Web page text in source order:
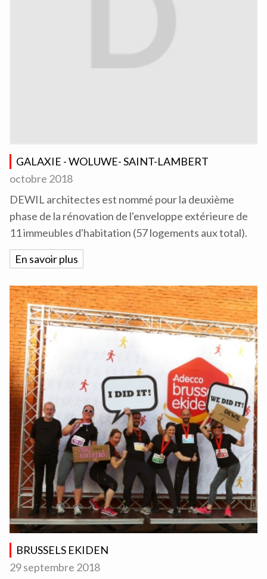
GALAXIE - WOLUWE- SAINT-LAMBERT
octobre 2018
DEWIL architectes est nommé pour la deuxième
phase de la rénovation de l'enveloppe extérieure de
11 immeubles d'habitation (57 logements aux total).
En savoir plus
BRUSSELS EKIDEN
29 septembre 2018